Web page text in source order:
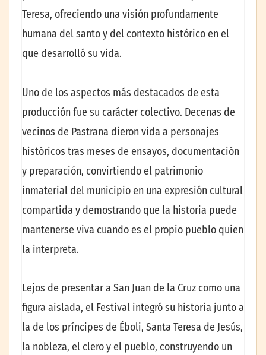
Teresa, ofreciendo una visión profundamente
humana del santo y del contexto histórico en el
que desarrolló su vida.
Uno de los aspectos más destacados de esta
producción fue su carácter colectivo. Decenas de
vecinos de Pastrana dieron vida a personajes
históricos tras meses de ensayos, documentación
y preparación, convirtiendo el patrimonio
inmaterial del municipio en una expresión cultural
compartida y demostrando que la historia puede
mantenerse viva cuando es el propio pueblo quien
la interpreta.
Lejos de presentar a San Juan de la Cruz como una
figura aislada, el Festival integró su historia junto a
la de los príncipes de Éboli, Santa Teresa de Jesús,
la nobleza, el clero y el pueblo, construyendo un